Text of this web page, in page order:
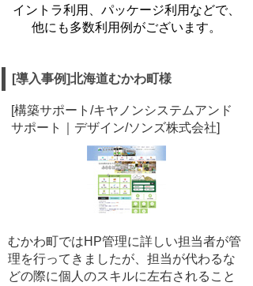
イントラ利用、パッケージ利用などで、
他にも多数利用例がございます。
[導入事例]北海道むかわ町様
[構築サポート/キヤノンシステムアンド
サポート｜デザイン/ソンズ株式会社]
むかわ町ではHP管理に詳しい担当者が管
理を行ってきましたが、担当が代わるな
どの際に個人のスキルに左右されること